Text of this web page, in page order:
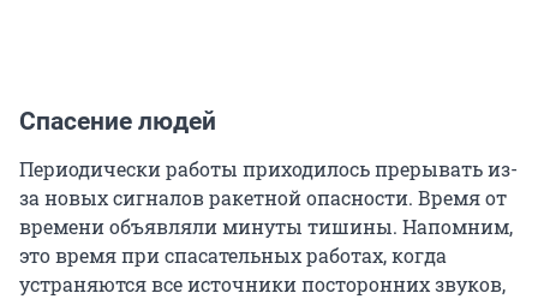
Спасение людей
Периодически работы приходилось прерывать из-
за новых сигналов ракетной опасности. Время от
времени объявляли минуты тишины. Напомним,
это время при спасательных работах, когда
устраняются все источники посторонних звуков,